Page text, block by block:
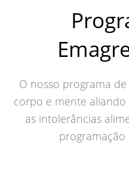
O nosso programa
corpo e mente aliando
as intolerâncias
programação